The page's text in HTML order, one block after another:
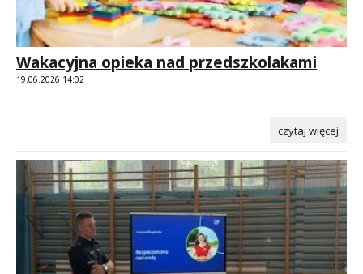
Wakacyjna opieka nad przedszkolakami
19.06.2026 14:02
czytaj więcej